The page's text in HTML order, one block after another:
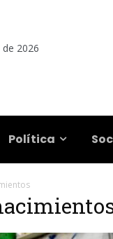
2026
Política